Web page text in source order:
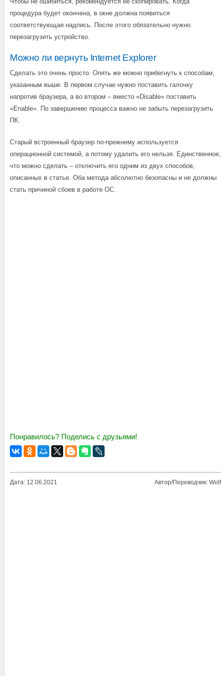
процедура будет окончена, в окне должна появиться
соответствующая надпись. После этого обязательно нужно
перезагрузить устройство.
Можно ли вернуть Internet Explorer
Сделать это очень просто. Опять же можно прибегнуть к способам,
указанным выше. В первом случае нужно поставить галочку
напротив браузера, а во втором – вместо «Disable» поставить
«Enable». По завершению процесса важно не забыть перезагрузить
ПК.
Старый встроенный браузер по-прежнему используется
операционной системой, а потому удалить его нельзя. Единственное,
что можно сделать – отключить его одним из двух способов,
описанных в статье. Оба метода абсолютно безопасны и не должны
стать причиной сбоев в работе ОС.
Понравилось? Поделись с друзьями!
Дата: 12.06.2021 Автор/Переводчик: Wolf